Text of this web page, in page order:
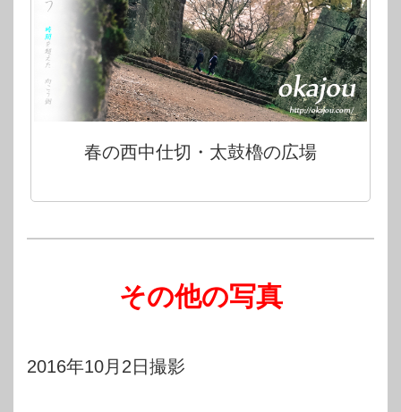
春の西中仕切・太鼓櫓の広場
その他の写真
2016年10月2日撮影